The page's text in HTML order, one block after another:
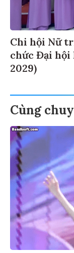
Chi hội Nữ
chức Đại hội
2029)
Cùng